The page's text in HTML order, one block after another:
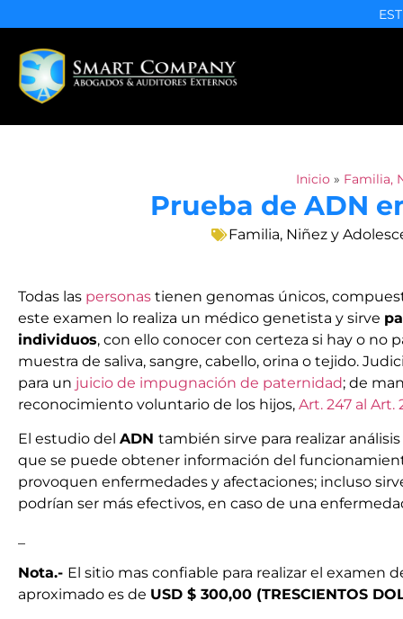
Inicio » Familia,
Prueba de ADN
Familia, Niñez y
Todas las personas tienen genomas únicos,
este examen lo realiza un médico genetista y sirve
individuos, con ello conocer con certeza si hay o no
muestra de saliva, sangre, cabello, orina o tejido.
para un juicio de impugnación de paternidad; de
reconocimiento voluntario de los hijos, Art. 247 al Art.
El estudio del ADN también sirve para realizar
que se puede obtener información del
provoquen enfermedades y afectaciones; incluso
podrían ser más efectivos, en caso de una
Nota.- El sitio mas confiable para realizar el examen
aproximado es de USD $ 300,00 (TRESCIENTOS